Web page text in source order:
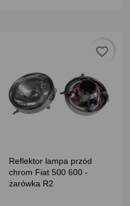
Reflektor lampa przód
chrom Fiat 500 600 -
żarówka R2
favorite_border